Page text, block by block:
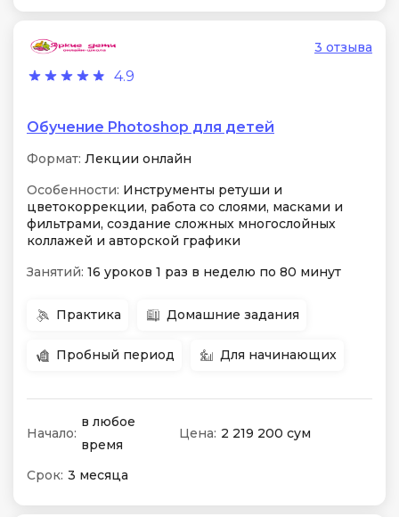
4.9
3 отзыва
Обучение Photoshop для детей
Формат: Лекции онлайн
Особенности: Инструменты ретуши и
цветокоррекции, работа со слоями, масками и
фильтрами, создание сложных многослойных
коллажей и авторской графики
Занятий: 16 уроков 1 раз в неделю по 80 минут
Практика Домашние задания
Пробный период Для начинающих
Начало:
в любое
время
Цена: 2 219 200 сум
Срок: 3 месяца